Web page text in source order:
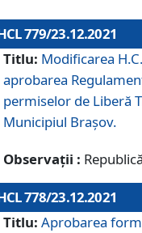
779/23.12.2021
Titlu: Modificarea
aprobarea
permiselor de Liberă
Municipiul Braşov.
Observații :
778/23.12.2021
Titlu: Aprobarea